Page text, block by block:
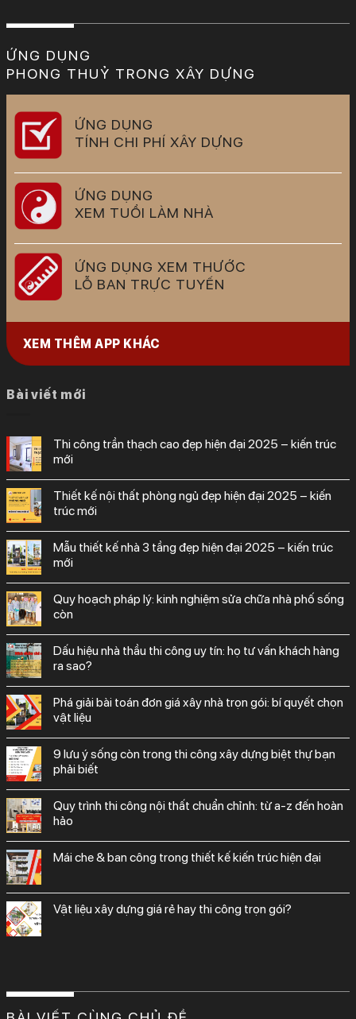
ỨNG DỤNG
PHONG THUỶ TRONG XÂY DỰNG
ỨNG DỤNG
TÍNH CHI PHÍ XÂY DỰNG
ỨNG DỤNG
XEM TUỔI LÀM NHÀ
ỨNG DỤNG XEM THƯỚC
LỖ BAN TRỰC TUYẾN
XEM THÊM APP KHÁC
Bài viết mới
thi công trần thạch cao đẹp hiện đại 2025 – kiến trúc
mới
thiết kế nội thất phòng ngủ đẹp hiện đại 2025 – kiến
trúc mới
mẫu thiết kế nhà 3 tầng đẹp hiện đại 2025 – kiến trúc
mới
quy hoạch pháp lý: kinh nghiệm sửa chữa nhà phố sống
còn
dấu hiệu nhà thầu thi công uy tín: họ tư vấn khách hàng
ra sao?
phá giải bài toán đơn giá xây nhà trọn gói: bí quyết chọn
vật liệu
9 lưu ý sống còn trong thi công xây dựng biệt thự bạn
phải biết
quy trình thi công nội thất chuẩn chỉnh: từ a-z đến hoàn
hảo
mái che & ban công trong thiết kế kiến trúc hiện đại
vật liệu xây dựng giá rẻ hay thi công trọn gói?